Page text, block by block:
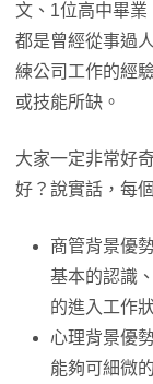
文、1位高中畢
都是曾經從事過
練公司工作的經
或技能所缺。
大家一定非常好
好？說實話，每
商管背景優
基本的認識
的進入工作
心理背景優
能夠可細微